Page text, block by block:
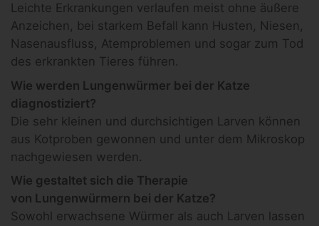
Leichte Erkrankungen verlaufen meist ohne äußere
Anzeichen, bei starkem Befall kann Husten, Niesen,
Nasenausfluss, Atemproblemen und sogar zum Tod
des erkrankten Tieres führen.
Wie werden Lungenwürmer bei der Katze
diagnostiziert?
Die sehr kleinen und durchsichtigen Larven können
aus Kotproben gewonnen und unter dem Mikroskop
nachgewiesen werden.
Wie gestaltet sich die Therapie
von Lungenwürmern bei der Katze?
Sowohl erwachsene Würmer als auch Larven lassen